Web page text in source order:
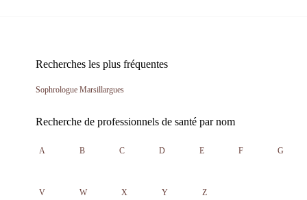
Recherches les plus fréquentes
Sophrologue Marsillargues
Recherche de professionnels de santé par nom
A B C D E F G
V W X Y Z